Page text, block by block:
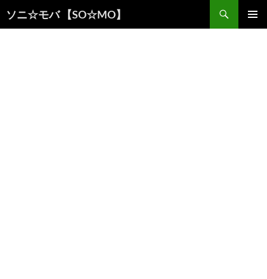
ソニ☆モバ 【SO☆MO】
索